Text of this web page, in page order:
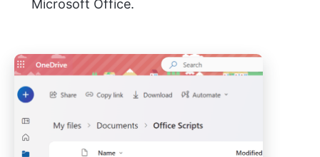
Microsoft Office.